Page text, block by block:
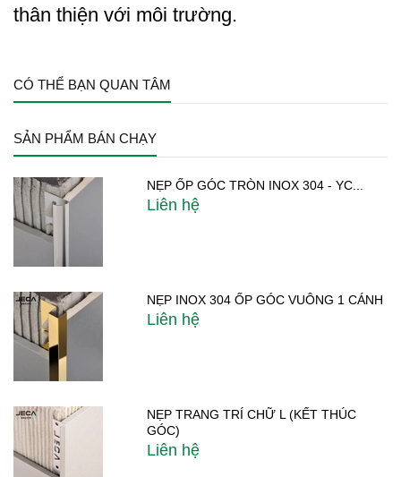
thân thiện với môi trường.
CÓ THỂ BẠN QUAN TÂM
SẢN PHẨM BÁN CHẠY
NẸP ỐP GÓC TRÒN INOX 304 - YC...
Liên hệ
NẸP INOX 304 ỐP GÓC VUÔNG 1 CÁNH
Liên hệ
NẸP TRANG TRÍ CHỮ L (KẾT THÚC
GÓC)
Liên hệ